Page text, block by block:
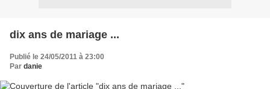
dix ans de mariage ...
Publié le 24/05/2011 à 23:00
Par danie